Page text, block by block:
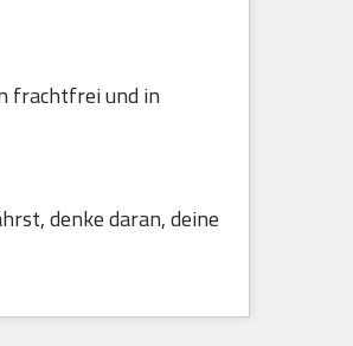
frachtfrei und in
denke daran, deine